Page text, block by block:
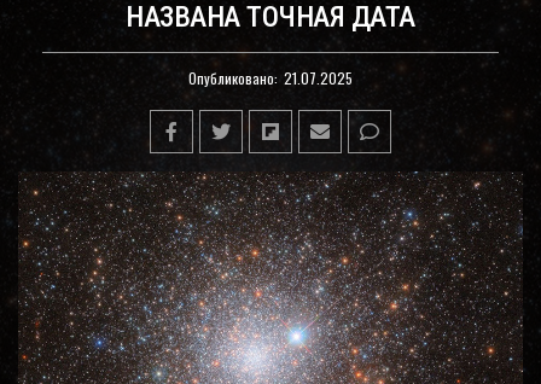
НАЗВАНА ТОЧНАЯ ДАТА
Опубликовано: 21.07.2025